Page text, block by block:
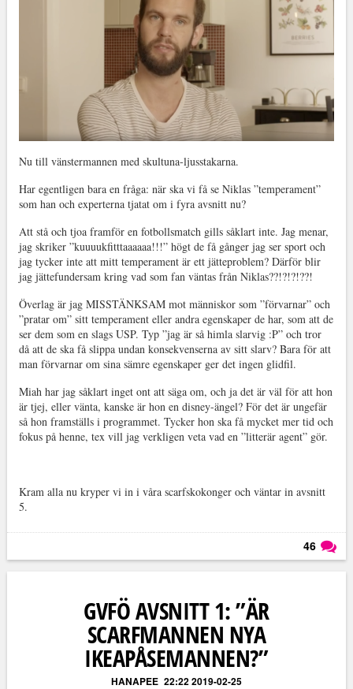
Nu till vänstermannen med skultuna-ljusstakarna.
Har egentligen bara en fråga: när ska vi få se Niklas ”temperament”
som han och experterna tjatat om i fyra avsnitt nu?
Att stå och tjoa framför en fotbollsmatch gills såklart inte. Jag menar,
jag skriker ”kuuuukfitttaaaaaa!!!” högt de få gånger jag ser sport och
jag tycker inte att mitt temperament är ett jätteproblem? Därför blir
jag jättefundersam kring vad som fan väntas från Niklas??!?!?!??!
Överlag är jag MISSTÄNKSAM mot människor som ”förvarnar” och
”pratar om” sitt temperament eller andra egenskaper de har, som att de
ser dem som en slags USP. Typ ”jag är så himla slarvig :P” och tror
då att de ska få slippa undan konsekvenserna av sitt slarv? Bara för att
man förvarnar om sina sämre egenskaper ger det ingen glidfil.
Miah har jag såklart inget ont att säga om, och ja det är väl för att hon
är tjej, eller vänta, kanske är hon en disney-ängel? För det är ungefär
så hon framställs i programmet. Tycker hon ska få mycket mer tid och
fokus på henne, tex vill jag verkligen veta vad en ”litterär agent” gör.
Kram alla nu kryper vi in i våra scarfskokonger och väntar in avsnitt
5.
46
GVFÖ AVSNITT 1: ”ÄR
SCARFMANNEN NYA
IKEAPÅSEMANNEN?”
HANAPEE 22:22 2019-02-25